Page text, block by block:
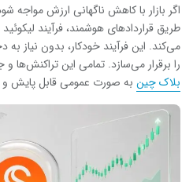
اگر بازار با کاهش ناگهانی ارزش مواجه
طریق قراردادهای هوشمند، فرآیند لیکوئید
می‌کند. این فرآیند خودکار، بدون نیاز
را برقرار می‌سازد. تمامی این تراکنش‌ها
بلاک چین به صورت عمومی قابل پایش و